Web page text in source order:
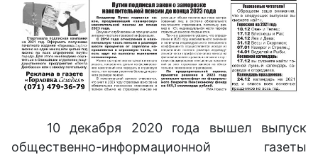
10 декабря 2020 года вышел выпуск
общественно-информационной газеты